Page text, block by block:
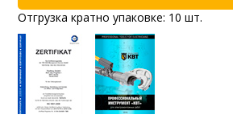
Отгрузка кратно упаковке: 10 шт.